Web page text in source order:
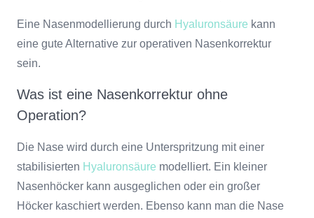
Eine Nasenmodellierung durch Hyaluronsäure kann
eine gute Alternative zur operativen Nasenkorrektur
sein.
Was ist eine Nasenkorrektur ohne
Operation?
Die Nase wird durch eine Unterspritzung mit einer
stabilisierten Hyaluronsäure modelliert. Ein kleiner
Nasenhöcker kann ausgeglichen oder ein großer
Höcker kaschiert werden. Ebenso kann man die Nase